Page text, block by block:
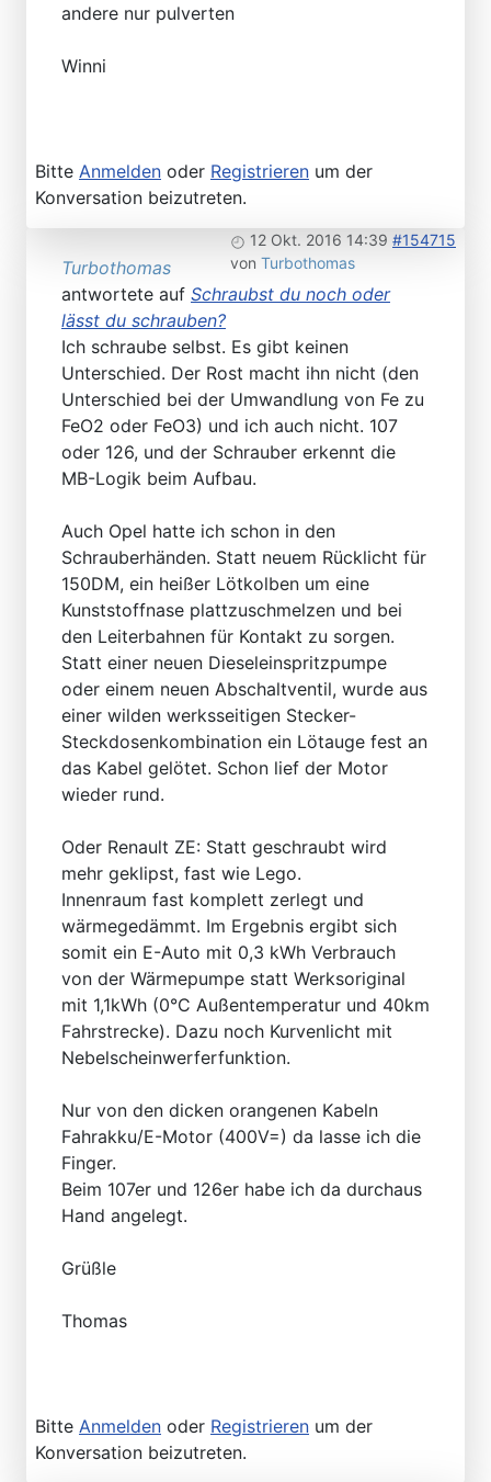
andere nur pulverten
Winni
Bitte Anmelden oder Registrieren um der
Konversation beizutreten.
12 Okt. 2016 14:39 #154715
von Turbothomas
Turbothomas
antwortete auf Schraubst du noch oder
lässt du schrauben?
Ich schraube selbst. Es gibt keinen
Unterschied. Der Rost macht ihn nicht (den
Unterschied bei der Umwandlung von Fe zu
FeO2 oder FeO3) und ich auch nicht. 107
oder 126, und der Schrauber erkennt die
MB-Logik beim Aufbau.
Auch Opel hatte ich schon in den
Schrauberhänden. Statt neuem Rücklicht für
150DM, ein heißer Lötkolben um eine
Kunststoffnase plattzuschmelzen und bei
den Leiterbahnen für Kontakt zu sorgen.
Statt einer neuen Dieseleinspritzpumpe
oder einem neuen Abschaltventil, wurde aus
einer wilden werksseitigen Stecker-
Steckdosenkombination ein Lötauge fest an
das Kabel gelötet. Schon lief der Motor
wieder rund.
Oder Renault ZE: Statt geschraubt wird
mehr geklipst, fast wie Lego.
Innenraum fast komplett zerlegt und
wärmegedämmt. Im Ergebnis ergibt sich
somit ein E-Auto mit 0,3 kWh Verbrauch
von der Wärmepumpe statt Werksoriginal
mit 1,1kWh (0°C Außentemperatur und 40km
Fahrstrecke). Dazu noch Kurvenlicht mit
Nebelscheinwerferfunktion.
Nur von den dicken orangenen Kabeln
Fahrakku/E-Motor (400V=) da lasse ich die
Finger.
Beim 107er und 126er habe ich da durchaus
Hand angelegt.
Grüßle
Thomas
Bitte Anmelden oder Registrieren um der
Konversation beizutreten.